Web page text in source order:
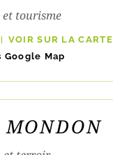
tourisme
VOIR SUR LA CARTE
Google Map